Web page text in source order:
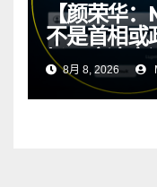
【颜荣华
不是首相或
场不应决定
有健康政治
8月 8, 2026